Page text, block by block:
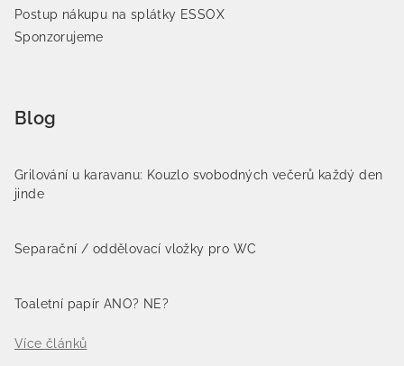
Postup nákupu na splátky ESSOX
Sponzorujeme
Blog
Grilování u karavanu: Kouzlo svobodných večerů každý den
jinde
Separační / oddělovací vložky pro WC
Toaletní papír ANO? NE?
Více článků